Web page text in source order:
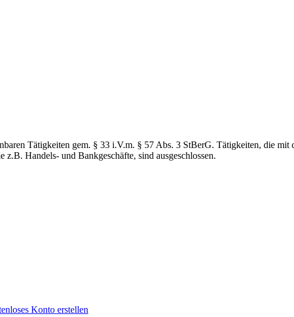
Tätigkeiten gem. § 33 i.V.m. § 57 Abs. 3 StBerG. Tätigkeiten, die mit
Handels- und Bankgeschäfte, sind ausgeschlossen.
Konto erstellen